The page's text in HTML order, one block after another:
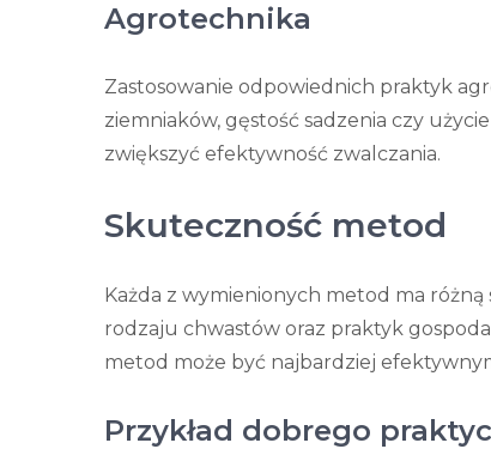
Agrotechnika
Zastosowanie odpowiednich praktyk
ziemniaków, gęstość sadzenia czy
zwiększyć efektywność zwalczania.
Skuteczność metod
Każda z wymienionych metod ma
rodzaju chwastów oraz praktyk
metod może być najbardziej
Przykład dobrego